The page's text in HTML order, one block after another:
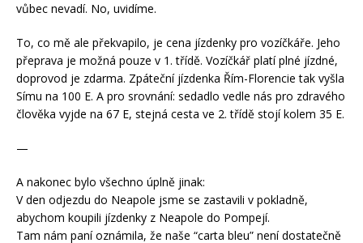
vůbec nevadí. No, uvidíme.
To, co mě ale překvapilo, je cena jízdenky pro vozíčkáře. Jeho
přeprava je možná pouze v 1. třídě. Vozíčkář platí plné jízdné,
doprovod je zdarma. Zpáteční jízdenka Řím-Florencie tak vyšla
Símu na 100 E. A pro srovnání: sedadlo vedle nás pro zdravého
člověka vyjde na 67 E, stejná cesta ve 2. třídě stojí kolem 35 E.
—
A nakonec bylo všechno úplně jinak:
V den odjezdu do Neapole jsme se zastavili v pokladně,
abychom koupili jízdenky z Neapole do Pompejí.
Tam nám paní oznámila, že naše “carta bleu” není dostatečně